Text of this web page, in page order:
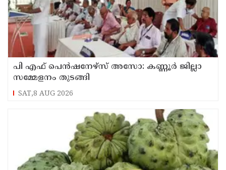
പി എഫ് പെൻഷനേഴ്സ് അസോ: കണ്ണൂർ ജില്ലാ
സമ്മേളനം തുടങ്ങി
SAT,8 AUG 2026